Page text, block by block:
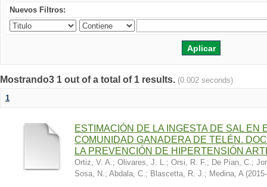
Nuevos Filtros:
Mostrando3 1 out of a total of 1 results. (0.002 seconds)
1
ESTIMACIÓN DE LA INGESTA DE SAL EN
COMUNIDAD GANADERA DE TELÉN.
LA PREVENCIÓN DE HIPERTENSIÓN
Ortiz, V. A.; Olivares, J. L.; Orsi, R. F.; De Pian, C.;
Sosa, N.; Abdala, C.; Blascetta, R. J.; Medina, A (